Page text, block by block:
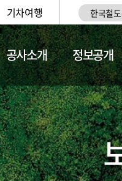
기차여행 한국철
공사소개 정보공개
사업